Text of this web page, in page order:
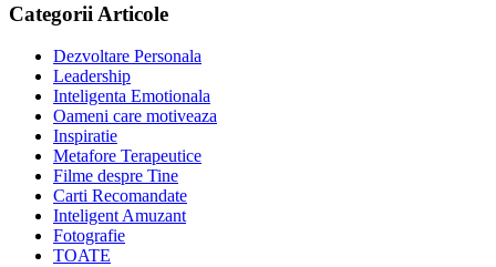
Categorii Articole
Dezvoltare Personala
Leadership
Inteligenta Emotionala
Oameni care motiveaza
Inspiratie
Metafore Terapeutice
Filme despre Tine
Carti Recomandate
Inteligent Amuzant
Fotografie
TOATE